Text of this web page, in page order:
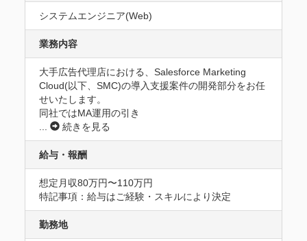
システムエンジニア(Web)
業務内容
大手広告代理店における、Salesforce Marketing
Cloud(以下、SMC)の導入支援案件の開発部分をお任
せいたします。
同社ではMA運用の引き
続きを見る
給与・報酬
想定月収80万円〜110万円
特記事項：給与はご経験・スキルにより決定
勤務地